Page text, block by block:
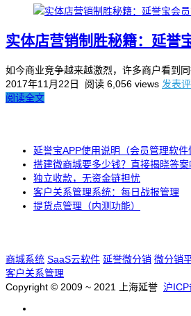
实体店营销制胜秘籍：延誉
如今商业竞争越来越激烈，许多商户看到
2017年11月22日
阅读 6,056 views 发表
阅读全文
延誉宝APP使用说明（会员管理软件
搭建微商城要多少钱？直接揭晓答案
独立收款，无资金链担忧
客户关系管理系统：每日战报管理
提货点管理（内测功能）
商城系统 SaaS云软件 延誉微分销 微分销
客户关系管理
Copyright © 2009 ~ 2021 上海延誉 沪